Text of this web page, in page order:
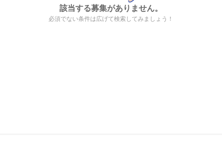
該当する募集がありません。
必須でない条件は広げて検索してみましょう！